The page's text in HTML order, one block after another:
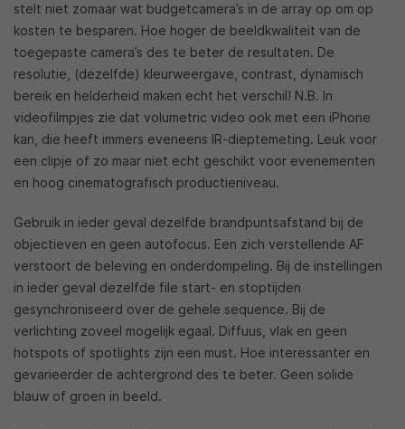
stelt niet zomaar wat budgetcamera’s in de array op om op
kosten te besparen. Hoe hoger de beeldkwaliteit van de
toegepaste camera’s des te beter de resultaten. De
resolutie, (dezelfde) kleurweergave, contrast, dynamisch
bereik en helderheid maken echt het verschil! N.B. In
videofilmpjes zie dat volumetric video ook met een iPhone
kan, die heeft immers eveneens IR-dieptemeting. Leuk voor
een clipje of zo maar niet echt geschikt voor evenementen
en hoog cinematografisch productieniveau.
Gebruik in ieder geval dezelfde brandpuntsafstand bij de
objectieven en geen autofocus. Een zich verstellende AF
verstoort de beleving en onderdompeling. Bij de instellingen
in ieder geval dezelfde file start- en stoptijden
gesynchroniseerd over de gehele sequence. Bij de
verlichting zoveel mogelijk egaal. Diffuus, vlak en geen
hotspots of spotlights zijn een must. Hoe interessanter en
gevarieerder de achtergrond des te beter. Geen solide
blauw of groen in beeld.